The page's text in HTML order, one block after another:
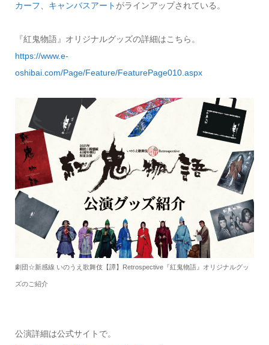
カーフ、 キャンバスアート がラインアップされている。
『紅鬼物語』オリジナルグッズの詳細はこちら。
https://www.e-
oshibai.com/Page/Feature/FeaturePage010.aspx
劇団☆新感線 いのうえ歌舞伎【譚】Retrospective『紅鬼物語』オリジナルグッ
ズのご紹介
公演詳細は公式サイトで。